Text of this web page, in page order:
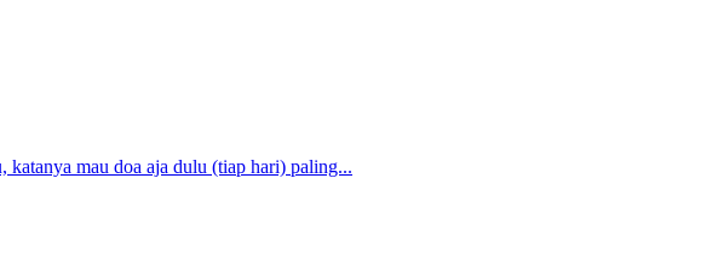
mau doa aja dulu (tiap hari) paling...